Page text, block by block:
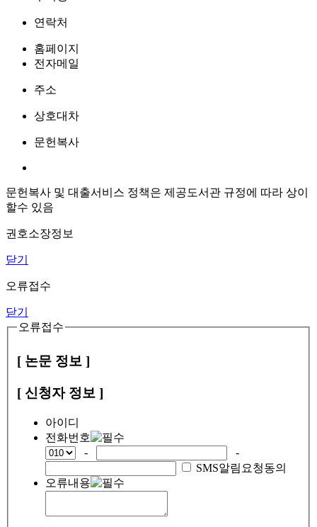
연락처
홈페이지
전자메일
주소
상호대차
문헌복사
문헌복사 및 대출서비스 정책은 제공도서관 규정에 따라 상이
할수 있음
권호소장정보
닫기
오류접수
닫기
오류접수
[ 논문 정보 ]
[ 신청자 정보 ]
아이디
전화번호
-
-
SMS알림요청동의
오류내용